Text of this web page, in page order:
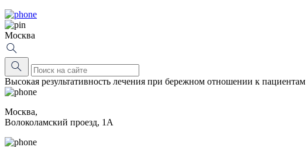
Москва
Высокая результативность лечения при бережном отношении к пациентам
Москва,
Волоколамский проезд, 1А